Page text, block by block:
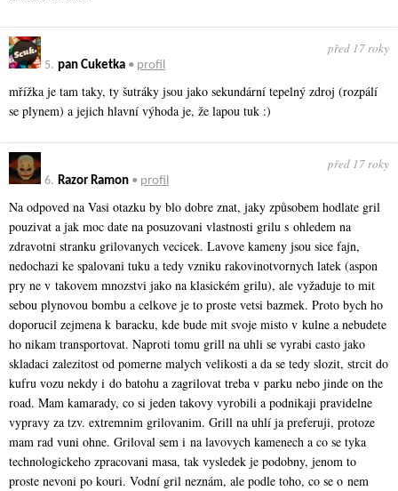
5. pan Cuketka • profil
před 17 roky
mřížka je tam taky, ty šutráky jsou jako sekundární tepelný zdroj (rozpálí
se plynem) a jejich hlavní výhoda je, že lapou tuk :)
6. Razor Ramon • profil
před 17 roky
Na odpoved na Vasi otazku by blo dobre znat, jaky způsobem hodlate gril
pouzivat a jak moc date na posuzovani vlastnosti grilu s ohledem na
zdravotni stranku grilovanych vecicek. Lavove kameny jsou sice fajn,
nedochazi ke spalovani tuku a tedy vzniku rakovinotvornych latek (aspon
pry ne v takovem mnozstvi jako na klasickém grilu), ale vyžaduje to mit
sebou plynovou bombu a celkove je to proste vetsi bazmek. Proto bych ho
doporucil zejmena k baracku, kde bude mit svoje misto v kulne a nebudete
ho nikam transportovat. Naproti tomu grill na uhli se vyrabi casto jako
skladaci zalezitost od pomerne malych velikosti a da se tedy slozit, strcit do
kufru vozu nekdy i do batohu a zagrilovat treba v parku nebo jinde on the
road. Mam kamarady, co si jeden takovy vyrobili a podnikaji pravidelne
vypravy za tzv. extremnim grilovanim. Grill na uhlí ja preferuji, protoze
mam rad vuni ohne. Griloval sem i na lavovych kamenech a co se tyka
technologickeho zpracovani masa, tak vysledek je podobny, jenom to
proste nevoni po kouri. Vodní gril neznám, ale podle toho, co se o nem